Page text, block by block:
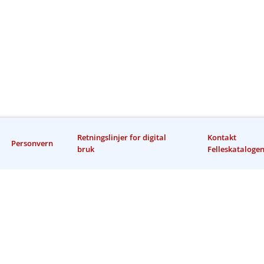
Personvern
Retningslinjer for digital
bruk
Kontakt
Felleskatalogen